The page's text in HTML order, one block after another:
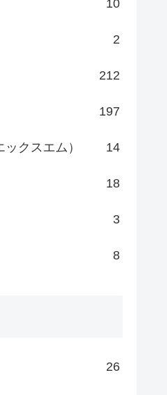
10
2
212
197
クスエム） 14
18
3
8
26